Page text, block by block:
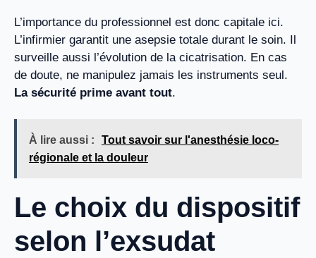
L’importance du professionnel est donc capitale ici.
L’infirmier garantit une asepsie totale durant le soin. Il
surveille aussi l’évolution de la cicatrisation. En cas
de doute, ne manipulez jamais les instruments seul.
La sécurité prime avant tout.
À lire aussi :
Tout savoir sur l'anesthésie loco-
régionale et la douleur
Le choix du dispositif
selon l’exsudat